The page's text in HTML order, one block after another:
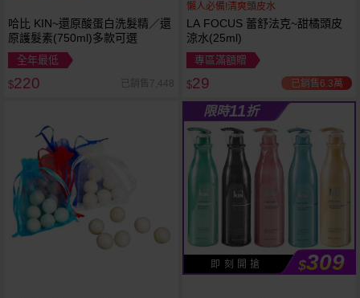
哈比 KIN~還原酸蛋白洗髮精／還
原護髮素(750ml)多款可選
全年最低
$220 已銷售7,448
懶人必備!清爽頭皮水
LA FOCUS 蕾舒法克~甜橘頭皮
涼水(25ml)
專區滿額贈
$29 已銷售6.3萬
限時11折
即 刻 開 搶 $309